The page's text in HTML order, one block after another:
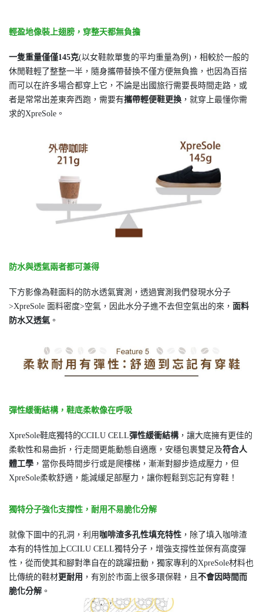
輕盈地像裝上翅膀，穿整天都無負擔
一隻重量僅僅145克(以女鞋款單隻的平均重量為例)，相較於一般的
休閒鞋輕了整整一半，隨身攜帶替換不僅方便無負擔，也因為百搭
而可以在許多場合都穿上它，不論是出國旅行需要長時間走路，或
者是常常出差東奔西跑，需要有攜帶輕便鞋更換 ，就穿上最懂你需
求的XpreSole。
防水與透氣兩者都可兼得
下方影像為鞋面料的防水透氣實測，透過實測我們發現水分子
>XpreSole 面料密度>空氣，因此水分子進不去但空氣出的來， 面料
防水又透氣 。
彈性緩衝結構，鞋底柔軟像在呼吸
XpreSole鞋底獨特的CCILU CELL彈性緩衝結構，讓大底擁有更佳的
柔軟性和易曲折，行走間更能動態自適應，安穩包裹雙足及符合人
體工學 ，當你長時間步行或是爬樓梯，漸漸對腳步造成壓力，但
XpreSole柔軟舒適，能減緩足部壓力，讓你輕鬆到忘記有穿鞋！
獨特分子強化支撐性，耐用不易脆化分解
就像下圖中的孔洞，利用 咖啡渣多孔性填充特性 ，除了填入咖啡渣
本有的特性加上CCILU CELL獨特分子，增強支撐性並保有高度彈
性，從而使其和腳對準自在的跳躍扭動，獨家專利的XpreSole材料也
比傳統的鞋材更耐用 ，有別於市面上很多環保鞋，且 不會因時間而
脆化分解 。